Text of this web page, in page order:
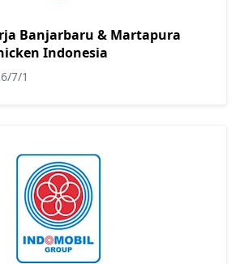
Banjarbaru & Martapura
Indonesia
7/1